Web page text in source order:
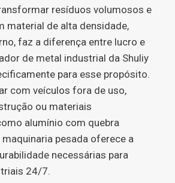
resíduos volumosos e
material de alta densidade,
faz a diferença entre lucro e
de metal industrial da Shuliy
para esse propósito.
com veículos fora de uso,
ou materiais
alumínio com quebra
pesada oferece a
necessárias para
24/7.